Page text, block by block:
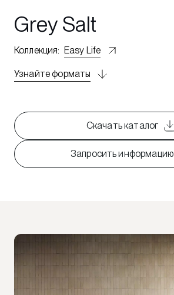
Grey Salt
Коллекция: Easy Life
Узнайте форматы
Скачать каталог
Запросить информацию